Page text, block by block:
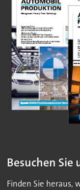
Besuchen Sie
Finden Sie heraus,